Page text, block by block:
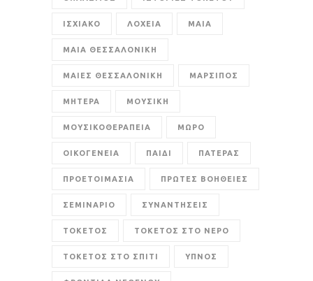
ΙΣΧΙΑΚΟ ΛΟΧΕΙΑ ΜΑΙΑ
ΜΑΙΑ ΘΕΣΣΑΛΟΝΙΚΗ
ΜΑΙΕΣ ΘΕΣΣΑΛΟΝΙΚΗ ΜΑΡΣΙΠΟΣ
ΜΗΤΕΡΑ ΜΟΥΣΙΚΗ
ΜΟΥΣΙΚΟΘΕΡΑΠΕΙΑ ΜΩΡΟ
ΟΙΚΟΓΕΝΕΙΑ ΠΑΙΔΙ ΠΑΤΕΡΑΣ
ΠΡΟΕΤΟΙΜΑΣΙΑ ΠΡΩΤΕΣ ΒΟΗΘΕΙΕΣ
ΣΕΜΙΝΑΡΙΟ ΣΥΝΑΝΤΗΣΕΙΣ
ΤΟΚΕΤΟΣ ΤΟΚΕΤΟΣ ΣΤΟ ΝΕΡΟ
ΤΟΚΕΤΟΣ ΣΤΟ ΣΠΙΤΙ ΥΠΝΟΣ